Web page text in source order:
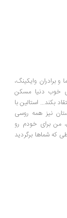
وایکینگ،
دنیا مسکن
استالین با
همه روسی
خودم رو
برگردید